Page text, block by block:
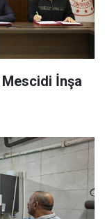
İnşa